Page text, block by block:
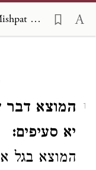
Shulchan Arukh, Choshen Mishpat 260
1
המוצא דבר
יא סעיפים:
המוצא בגל